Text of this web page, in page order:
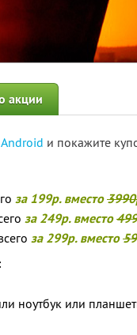
акции
Android и покажите
за 199р. вместо
за 249р. вместо
за 299р. вместо
ноутбук или